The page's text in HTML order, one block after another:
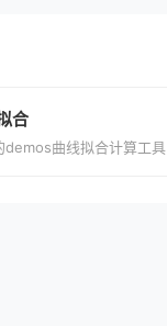
合
demos曲线拟合计算工具